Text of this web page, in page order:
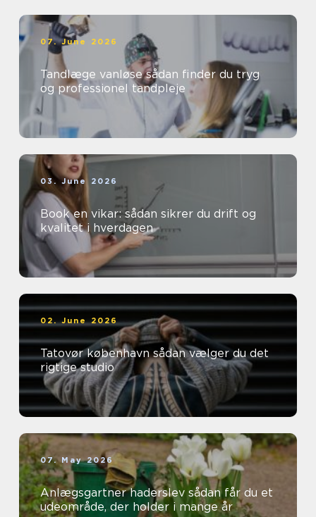
07. June 2026
Tandlæge vanløse sådan finder du tryg
og professionel tandpleje
03. June 2026
Book en vikar: sådan sikrer du drift og
kvalitet i hverdagen
02. June 2026
Tatovør københavn sådan vælger du det
rigtige studio
07. May 2026
Anlægsgartner haderslev sådan får du et
udeområde, der holder i mange år